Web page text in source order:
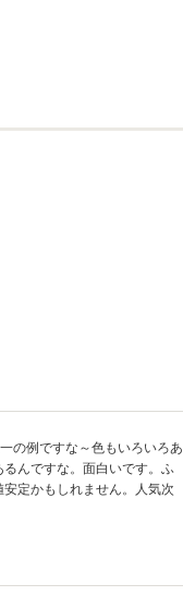
の例ですな～色もいろいろあ
んですな。面白いです。ふ
定かもしれません。人気次